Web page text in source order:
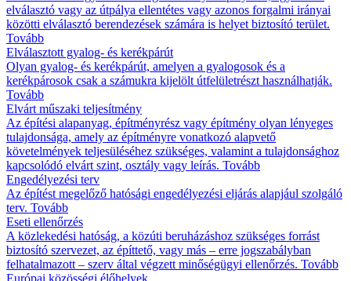
elválasztó vagy az útpálya ellentétes vagy azonos forgalmi irányai
közötti elválasztó berendezések számára is helyet biztosító terület.
Tovább
Elválasztott gyalog- és kerékpárút
Olyan gyalog- és kerékpárút, amelyen a gyalogosok és a
kerékpárosok csak a számukra kijelölt útfelületrészt használhatják.
Tovább
Elvárt műszaki teljesítmény
Az építési alapanyag, építményrész vagy építmény olyan lényeges
tulajdonsága, amely az építményre vonatkozó alapvető
követelmények teljesüléséhez szükséges, valamint a tulajdonsághoz
kapcsolódó elvárt szint, osztály vagy leírás. Tovább
Engedélyezési terv
Az építést megelőző hatósági engedélyezési eljárás alapjául szolgáló
terv. Tovább
Eseti ellenőrzés
A közlekedési hatóság, a közúti beruházáshoz szükséges forrást
biztosító szervezet, az építtető, vagy más – erre jogszabályban
felhatalmazott – szerv által végzett minőségügyi ellenőrzés. Tovább
Európai közösségi élőhelyek